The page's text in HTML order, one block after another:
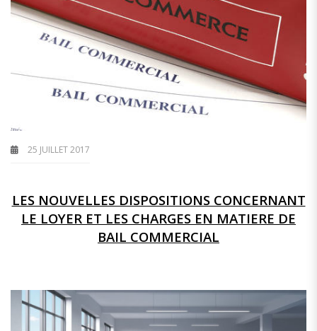
25 JUILLET 2017
LES NOUVELLES DISPOSITIONS CONCERNANT
LE LOYER ET LES CHARGES EN MATIERE DE
BAIL COMMERCIAL